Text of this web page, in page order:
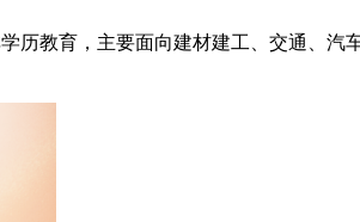
历教育，主要面向建材建工、交通、汽